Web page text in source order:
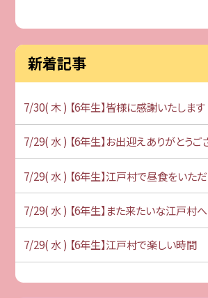
新着記事
7/30( 木 ) 【6年生】皆様に感謝いたします
7/29( 水 ) 【6年生】お出迎えありがとうご
7/29( 水 ) 【6年生】江戸村で昼食をいた
7/29( 水 ) 【6年生】また来たいな江戸村へ
7/29( 水 ) 【6年生】江戸村で楽しい時間